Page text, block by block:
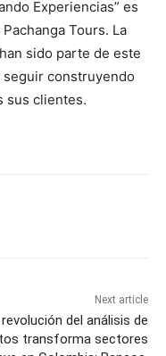
Experiencias” es
Tours. La
sido parte de este
construyendo
sus clientes.
Next article
del análisis de
transforma sectores